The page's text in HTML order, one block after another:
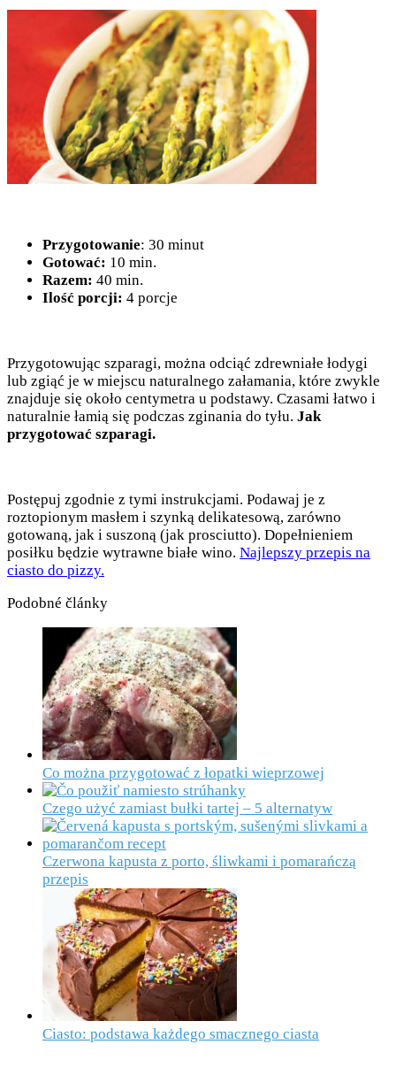
Przygotowanie: 30 minut
Gotować: 10 min.
Razem: 40 min.
Ilość porcji: 4 porcje
Przygotowując szparagi, można odciąć zdrewniałe łodygi
lub zgiąć je w miejscu naturalnego załamania, które zwykle
znajduje się około centymetra u podstawy. Czasami łatwo i
naturalnie łamią się podczas zginania do tyłu. Jak
przygotować szparagi.
Postępuj zgodnie z tymi instrukcjami. Podawaj je z
roztopionym masłem i szynką delikatesową, zarówno
gotowaną, jak i suszoną (jak prosciutto). Dopełnieniem
posiłku będzie wytrawne białe wino. Najlepszy przepis na
ciasto do pizzy.
Podobné články
Co można przygotować z łopatki wieprzowej
Czego użyć zamiast bułki tartej – 5 alternatyw
Czerwona kapusta z porto, śliwkami i pomarańczą
przepis
Ciasto: podstawa każdego smacznego ciasta